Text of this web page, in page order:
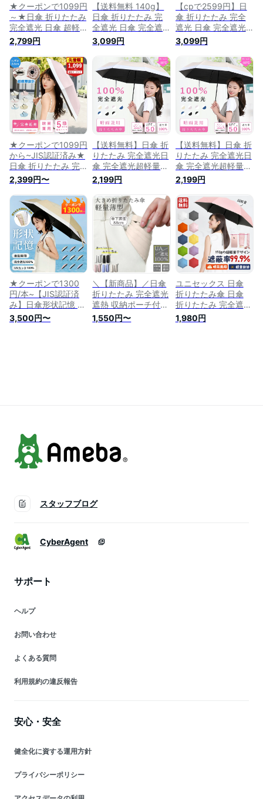
★クーポンで1099円
～★日傘 折りたたみ
完全遮光 日傘 超軽
量 折りたたみ傘 晴
雨兼用傘 折り畳み傘
軽量 丈夫 晴雨兼用
折りたたみ傘 軽量
レディース 折りたた
み傘 遮光率100％ 日
焼け対策 遮蔽率
100％ 遮熱 撥水 uv
カット 紫外線対策
ZDS11
2,799円
【送料無料 140g】
日傘 折りたたみ 完
全遮光 日傘 完全遮
光 超軽量 折りたた
み傘 晴雨兼用傘 折
り畳み傘 軽量 丈夫
晴雨兼用折りたたみ
傘 軽量 レディース
折りたたみ傘 遮光率
100％ 日焼け対策 遮
蔽率100％ 遮熱 撥水
uvカット 紫外線対策
梅雨 プレゼント ギ
フトzds03
3,099円
【cpで2599円】日
傘 折りたたみ 完全
遮光 日傘 完全遮光
超軽量 折りたたみ傘
晴雨兼用傘 折り畳み
傘 軽量 丈夫 晴雨兼
用折りたたみ傘 軽量
レディース 折りたた
み傘 遮光率100％ 日
焼け対策 遮蔽率
100％ 遮熱 撥水 uv
カット 紫外線対策
梅雨 プレゼント ギ
フトzds03
3,099円
★クーポンで1099円
から~JIS認証済み★
日傘 折りたたみ 完
全遮光 超軽量 折り
たたみ傘 折り畳み傘
丈夫 晴雨兼用折りた
たみ傘 レディース
遮光率100％ 日焼け
対策 遮蔽率100％ 遮
熱 撥水加工 uvカッ
ト 紫外線対策 梅雨
プレゼント ギフト
2,399円〜
【送料無料】日傘 折
りたたみ 完全遮光日
傘 完全遮光超軽量
折りたたみ傘 遮光率
100％ 折りたたみ傘
晴雨兼用 晴雨兼用折
りたたみ傘 軽量 レ
ディース 3段折り畳
み傘 軽量 丈夫 晴雨
兼用傘 日傘 メンズ
軽量 雨傘カバー 撥
水 日傘 一級遮光 生
地 紫外線対策 UVカ
ット
2,199円
【送料無料】日傘 折
りたたみ 完全遮光日
傘 完全遮光超軽量
折りたたみ傘 遮光率
100％ 折りたたみ傘
晴雨兼用 晴雨兼用折
りたたみ傘 軽量 レ
ディース 3段折り畳
み傘 軽量 丈夫 晴雨
兼用傘 日傘 メンズ
軽量 雨傘 傘カバー
撥水 日傘 一級遮光
生地 紫外線対策
ZDS01
2,199円
★クーポンで1300
円/本~【JIS認証済
み】日傘形状記憶 折
りたたみ傘 ワンタッ
チ 自動開閉 折り畳
3,500円〜
＼【新商品】／日傘
折りたたみ 完全遮光
遮熱 収納ポーチ付き
ミニ 軽量 コンパク
ト レディース 紫外
1,550円〜
ユニセックス 日傘
折りたたみ傘 日傘
折りたたみ 完全遮光
100％ 男女兼用 日傘
軽量 uvカット 折り
1,980円
スタッフブログ
CyberAgent
サポート
ヘルプ
お問い合わせ
よくある質問
利用規約の違反報告
安心・安全
健全化に資する運用方針
プライバシーポリシー